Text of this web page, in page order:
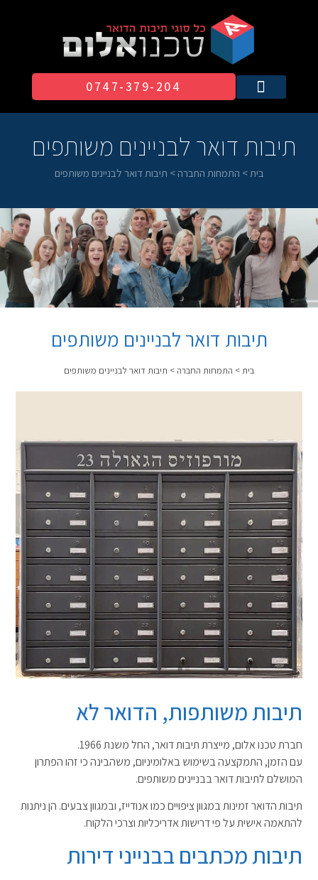
0747-379-204​
תיבות דואר לבניינים משותפים
בית> התמחות החברה > תיבות דואר לבניינים משותפים
תיבות דואר לבניינים משותפים
בית> התמחות החברה > תיבות דואר לבניינים משותפים
תיבות משותפות, הדואר לא
חברת טכנו אלום, מייצרת תיבות דואר, החל משנת 1966.
עם הזמן, התמקצעה בשימוש באלומיניום, משהבינה כי זהו הפתרון
המושלם לתיבות דואר בבניינים משותפים.
תיבות הדואר זמינות במגוון ציפויים כמו אנודייז, ובמגוון צבעים. הן ניתנות
להתאמה אישית על פי דרישות אדריכליות וצרכי הלקוח.
תיבות מכתבים בבנייני דירות